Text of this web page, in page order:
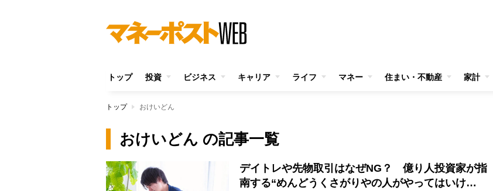
トップ 投資 ビジネス キャリア ライフ マネー 住まい・不動産 家計
トップ おけいどん
おけいどん の記事一覧
デイトレや先物取引はなぜNG？ 億り人投資家が指
南する“めんどうくさがりやの人がやってはいけ…